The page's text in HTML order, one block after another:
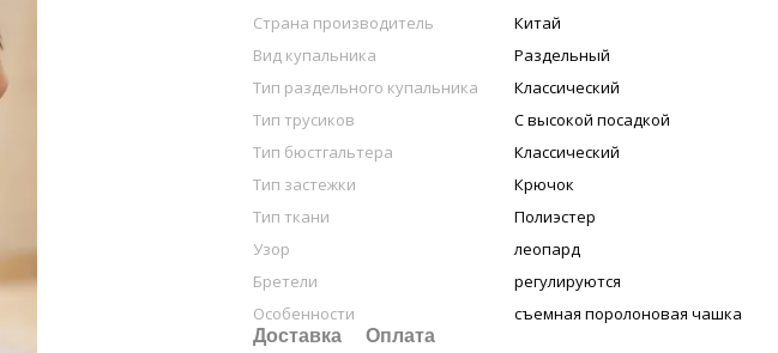
Страна производитель
Китай
Вид купальника
Раздельный
Тип раздельного купальника
Классический
Тип трусиков
С высокой посадкой
Тип бюстгальтера
Классический
Тип застежки
Крючок
Тип ткани
Полиэстер
Узор
леопард
Бретели
регулируются
Особенности
съемная поролоновая чашка
Доставка Оплата